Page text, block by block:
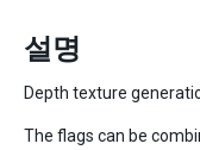
설명
Depth texture
The flags can be